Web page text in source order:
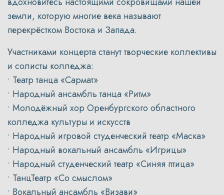
земли, которую многие века называют
перекрёстком Востока и Запада.
Участниками концерта станут творческие коллективы
и солисты колледжа:
• Театр танца «Сармат»
• Народный ансамбль танца «Ритм»
• Молодёжный хор Оренбургского областного
колледжа культуры и искусств
• Народный игровой студенческий театр «Маска»
• Народный вокальный ансамбль «Игрицы»
• Народный студенческий театр «Синяя птица»
• ТанцТеатр «Со смыслом»
• Вокальный ансамбль «Визави»